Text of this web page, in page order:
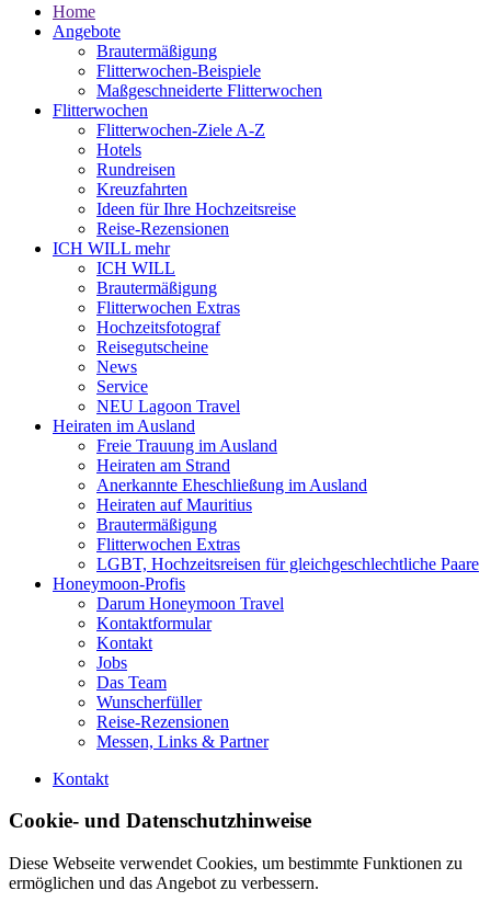
Home
Angebote
Brautermäßigung
Flitterwochen-Beispiele
Maßgeschneiderte Flitterwochen
Flitterwochen
Flitterwochen-Ziele A-Z
Hotels
Rundreisen
Kreuzfahrten
Ideen für Ihre Hochzeitsreise
Reise-Rezensionen
ICH WILL mehr
ICH WILL
Brautermäßigung
Flitterwochen Extras
Hochzeitsfotograf
Reisegutscheine
News
Service
NEU Lagoon Travel
Heiraten im Ausland
Freie Trauung im Ausland
Heiraten am Strand
Anerkannte Eheschließung im Ausland
Heiraten auf Mauritius
Brautermäßigung
Flitterwochen Extras
LGBT, Hochzeitsreisen für gleichgeschlechtliche Paare
Honeymoon-Profis
Darum Honeymoon Travel
Kontaktformular
Kontakt
Jobs
Das Team
Wunscherfüller
Reise-Rezensionen
Messen, Links & Partner
Kontakt
Cookie- und Datenschutzhinweise
Diese Webseite verwendet Cookies, um bestimmte Funktionen zu
ermöglichen und das Angebot zu verbessern.